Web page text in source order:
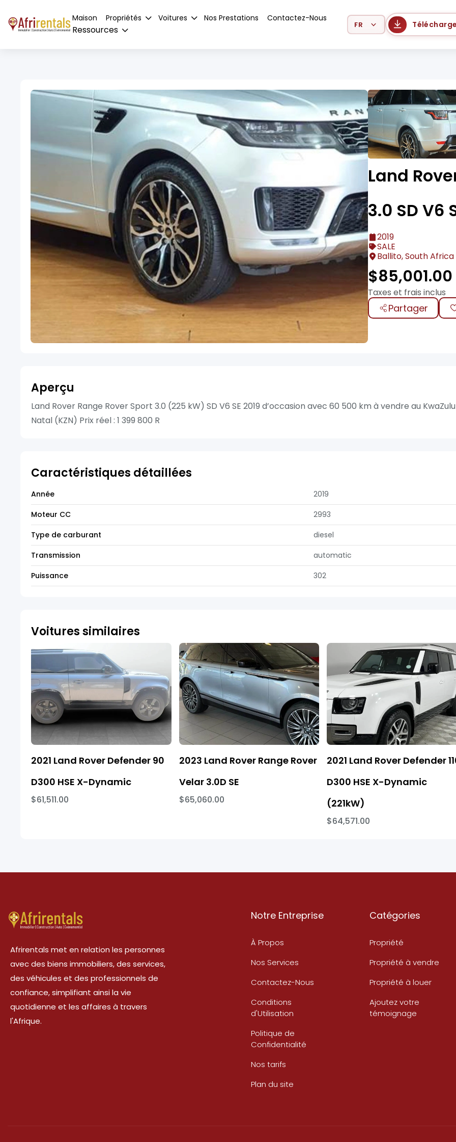
Maison Propriétés Voitures Nos Prestations Contactez-Nous
Ressources
Select Language
Land
3.0 SD V6
2019
SALE
Ballito, South Africa
$85,001.00
Taxes et frais inclus
Partager
Aperçu
Land Rover Range Rover Sport 3.0 (225 kW) SD V6 SE 2019 d’occasion avec 60 500 km à vendre au
Natal (KZN) Prix réel : 1 399 800 R
Caractéristiques détaillées
Année
2019
Moteur CC
2993
Type de carburant
diesel
Transmission
automatic
Puissance
302
Voitures similaires
2021 Land Rover Defender 90
D300 HSE X-Dynamic
$61,511.00
2023 Land Rover Range Rover
Velar 3.0D SE
$65,060.00
2021 Land Rover Defender
D300 HSE X-Dynamic
(221kW)
$64,571.00
Afrirentals met en relation les personnes
avec des biens immobiliers, des services,
des véhicules et des professionnels de
confiance, simplifiant ainsi la vie
quotidienne et les affaires à travers
l'Afrique.
Notre Entreprise
À Propos
Nos Services
Contactez-Nous
Conditions
d'Utilisation
Politique de
Confidentialité
Nos tarifs
Plan du site
Catégories
Propriété
Propriété à vendre
Propriété à louer
Ajoutez votre
témoignage